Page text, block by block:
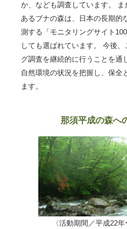
か、なども調査しています。 ま
あるブナの森は、日本の長期的
測する「モニタリングサイト
しても選ばれています。 今後
グ調査を継続的に行うことを通
自然環境の状況を把握し、保全
ます。
那須平成の森へ
〈活動期間／平成22年